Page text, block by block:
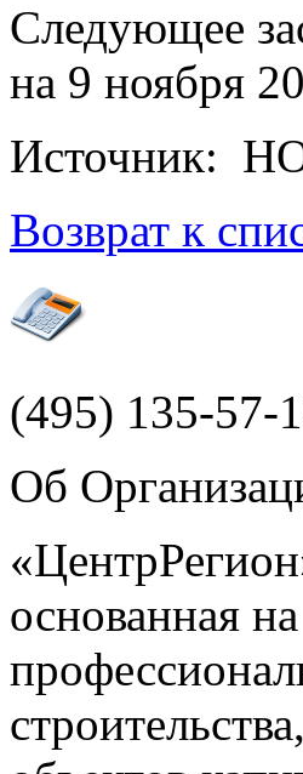
Следующее
на 9 ноября
Источник:
Возврат к
(495) 135-57-
Об
основанная